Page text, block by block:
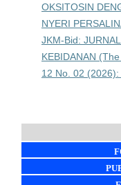
OKSITOSIN
NYERI
JKM-Bid:
KEBIDANAN
12 No. 02